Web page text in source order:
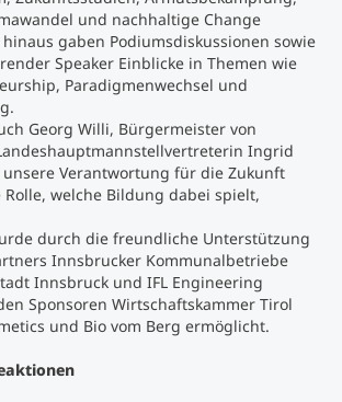
und nachhaltige Change
gaben Podiumsdiskussionen sowie
Speaker Einblicke in Themen wie
Paradigmenwechsel und
Georg Willi, Bürgermeister von
Ingrid
unsere Verantwortung für die Zukunft
welche Bildung dabei spielt,
durch die freundliche Unterstützung
Innsbrucker Kommunalbetriebe
Innsbruck und IFL Engineering
Sponsoren Wirtschaftskammer Tirol
und Bio vom Berg ermöglicht.